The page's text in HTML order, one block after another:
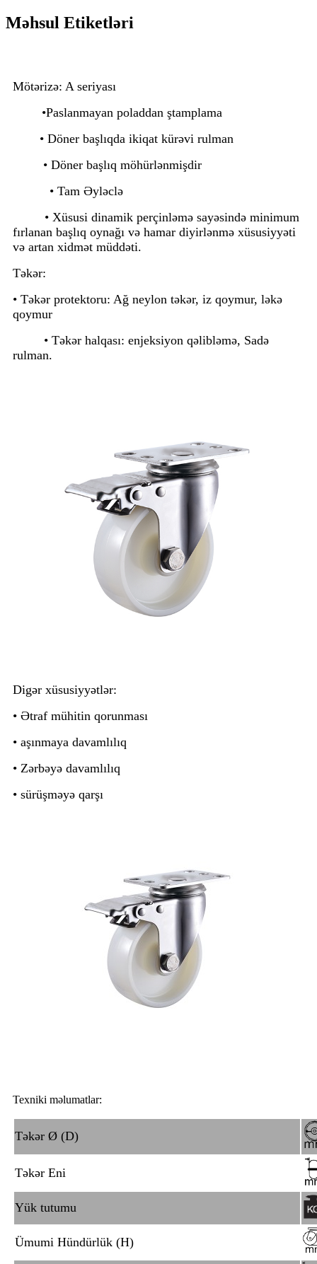
Məhsul Etiketləri
Mötərizə: A seriyası
•Paslanmayan poladdan ştamplama
• Döner başlıqda ikiqat kürəvi rulman
• Döner başlıq möhürlənmişdir
• Tam Əyləclə
• Xüsusi dinamik perçinləmə sayəsində minimum
fırlanan başlıq oynağı və hamar diyirlənmə xüsusiyyəti
və artan xidmət müddəti.
Təkər:
• Təkər protektoru: Ağ neylon təkər, iz qoymur, ləkə
qoymur
• Təkər halqası: enjeksiyon qəlibləmə, Sadə
rulman.
Digər xüsusiyyətlər:
• Ətraf mühitin qorunması
• aşınmaya davamlılıq
• Zərbəyə davamlılıq
• sürüşməyə qarşı
Texniki məlumatlar:
Təkər Ø (D)
Təkər Eni
Yük tutumu
Ümumi Hündürlük (H)